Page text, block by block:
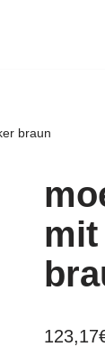
braun
mit
123,17